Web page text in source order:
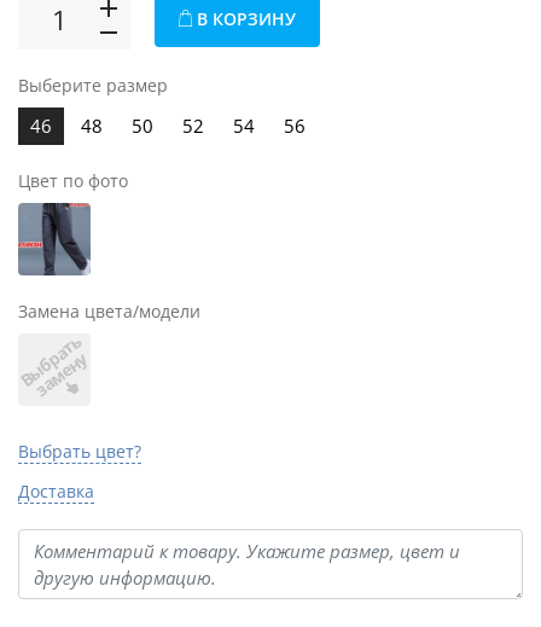
В КОРЗИНУ
Выберите размер
46 48 50 52 54 56
Цвет по фото
Замена цвета/модели
В
ы
б
р
а
т
ь
з
а
м
е
н
у
Выбрать цвет?
Доставка